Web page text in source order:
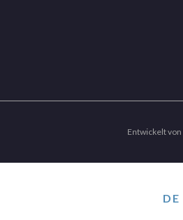
Entwickelt von
DE